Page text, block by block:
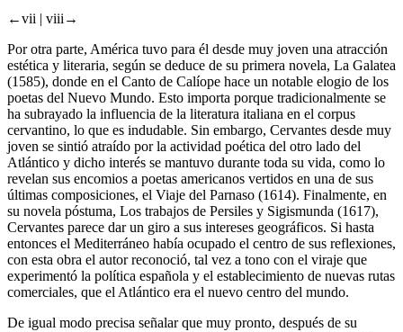
←vii | viii→
Por otra parte, América tuvo para él desde muy joven una atracción
estética y literaria, según se deduce de su primera novela, La Galatea
(1585), donde en el Canto de Calíope hace un notable elogio de los
poetas del Nuevo Mundo. Esto importa porque tradicionalmente se
ha subrayado la influencia de la literatura italiana en el corpus
cervantino, lo que es indudable. Sin embargo, Cervantes desde muy
joven se sintió atraído por la actividad poética del otro lado del
Atlántico y dicho interés se mantuvo durante toda su vida, como lo
revelan sus encomios a poetas americanos vertidos en una de sus
últimas composiciones, el Viaje del Parnaso (1614). Finalmente, en
su novela póstuma, Los trabajos de Persiles y Sigismunda (1617),
Cervantes parece dar un giro a sus intereses geográficos. Si hasta
entonces el Mediterráneo había ocupado el centro de sus reflexiones,
con esta obra el autor reconoció, tal vez a tono con el viraje que
experimentó la política española y el establecimiento de nuevas rutas
comerciales, que el Atlántico era el nuevo centro del mundo.
De igual modo precisa señalar que muy pronto, después de su